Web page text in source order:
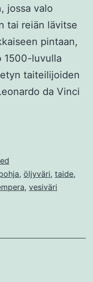
jossa valo
tai reiän lävitse
pintaan,
1500-luvulla
taiteilijoiden
da Vinci
, öljyväri, taide,
, vesiväri